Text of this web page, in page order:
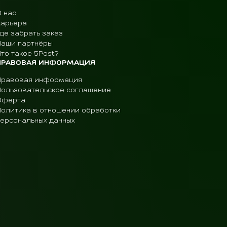
нас
забрать заказ
партнёры
такое 5Post?
ИНФОРМАЦИЯ
информация
соглашение
в отношении обработки
данных